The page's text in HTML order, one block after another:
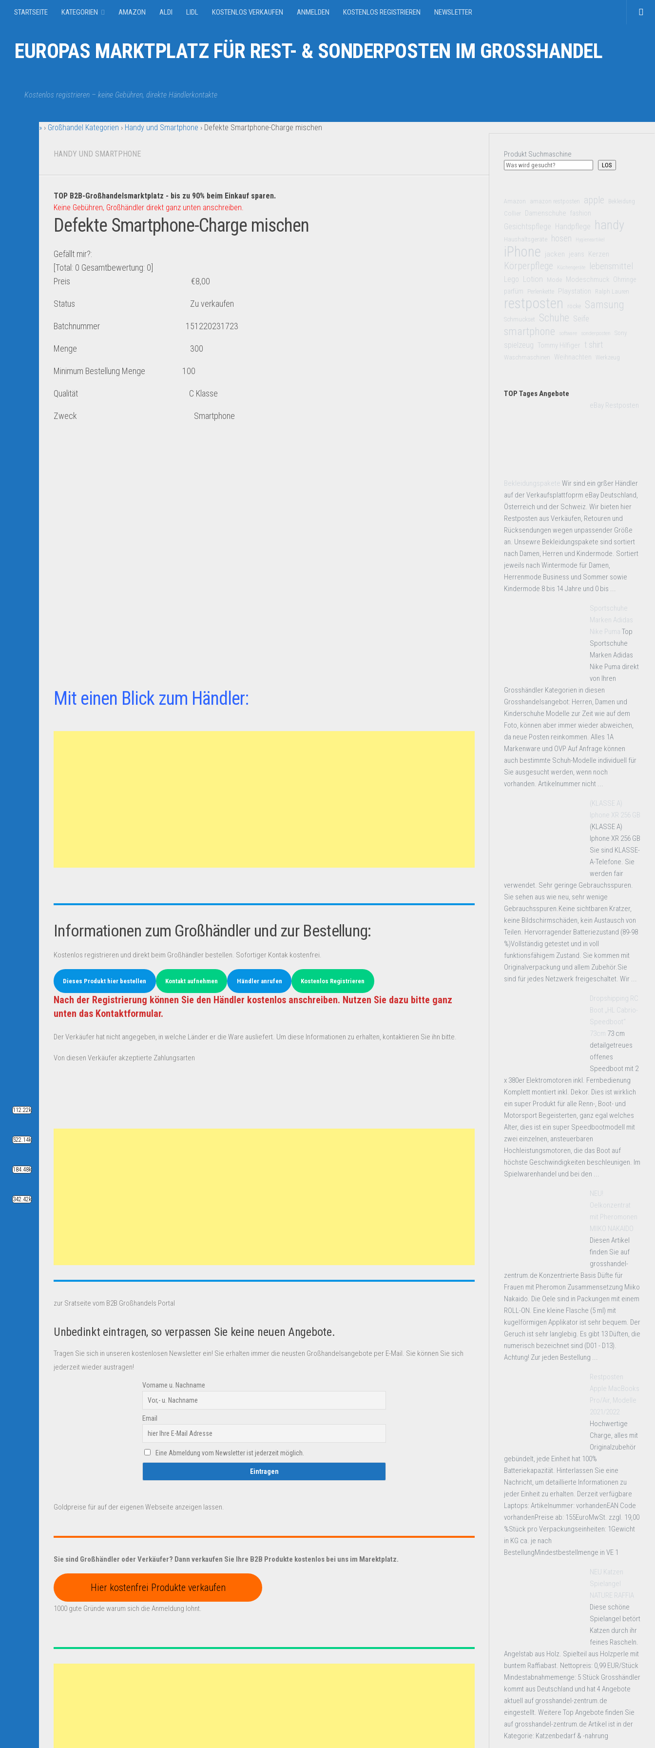
STARTSEITE KATEGORIEN AMAZON ALDI LIDL KOSTENLOS VERKAUFEN ANMELDEN KOSTENLOS REGISTRIEREN NEWSLETTER
EUROPAS MARKTPLATZ FÜR REST- & SONDERPOSTEN IM GROSSHANDEL
Kostenlos registrieren – keine Gebühren, direkte Händlerkontakte
» › Großhandel Kategorien › Handy und Smartphone › Defekte Smartphone-Charge mischen
HANDY UND SMARTPHONE
TOP B2B-Großhandelsmarktplatz - bis zu 90% beim Einkauf sparen.
Keine Gebühren, Großhändler direkt ganz unten anschreiben.
Defekte Smartphone-Charge mischen
Gefällt mir?:
[Total: 0 Gesamtbewertung: 0
Preis €8,00
Status Zu verkaufen
Batchnummer 151220231723
Menge 300
Minimum Bestellung Menge 100
Qualität C Klasse
Zweck Smartphone
Mit einen Blick zum Händler:
Informationen zum Großhändler und zur Bestellung:
Kostenlos registrieren und direkt beim Großhändler bestellen. Sofortiger Kontak kostenfrei.
Dieses Produkt hier bestellen Kontakt aufnehmen Händler anrufen Kostenlos Registrieren
Nach der Registrierung können Sie den Händler kostenlos anschreiben. Nutzen Sie dazu bitte ganz
unten das Kontaktformular.
Der Verkäufer hat nicht angegeben, in welche Länder er die Ware ausliefert. Um diese Informationen zu erhalten, kontaktieren Sie ihn bitte.
Von diesen Verkäufer akzeptierte Zahlungsarten
zur Sratseite vom B2B Großhandels Portal
Unbedinkt eintragen, so verpassen Sie keine neuen Angebote.
Tragen Sie sich in unseren kostenlosen Newsletter ein! Sie erhalten immer die neusten Großhandelsangebote per E-Mail. Sie können Sie sich
jederzeit wieder austragen!
Vorname u. Nachname
Email
Eine Abmeldung vom Newsletter ist jederzeit möglich.
Goldpreise für auf der eigenen Webseite anzeigen lassen.
Sie sind Großhändler oder Verkäufer? Dann verkaufen Sie Ihre B2B Produkte kostenlos bei uns im Marektplatz.
Hier kostenfrei Produkte verkaufen
1000 gute Gründe warum sich die Anmeldung lohnt.
Produkt Suchmaschine
LOS
Amazon amazon restposten apple Bekleidung
Collier Damenschuhe fashion
Gesichtspflege Handpflege handy
Haushaltsgeräte hosen Hygieneartikel
iPhone jacken jeans Kerzen
Körperpflege Küchengeräte lebensmittel
Lego Lotion Mode Modeschmuck Ohrringe
parfüm
Perlenkette Playstation Ralph Lauren
restposten röcke Samsung
Schmuckset Schuhe Seife
smartphone software sonderposten Sony
spielzeug Tommy Hilfiger t shirt
Waschmaschinen Weihnachten Werkzeug
TOP Tages Angebote
eBay Restposten
Bekleidungspakete Wir sind ein grßer Händler
auf der Verkaufsplattfoprm eBay Deutschland,
Österreich und der Schweiz. Wir bieten hier
Restposten aus Verkäufen, Retouren und
Rücksendungen wegen unpassender Größe
an. Unsewre Bekleidungspakete sind sortiert
nach Damen, Herren und Kindermode. Sortiert
jeweils nach Wintermode für Damen,
Herrenmode Business und Sommer sowie
Kindermode 8 bis 14 Jahre und 0 bis ...
Sportschuhe
Marken Adidas
Nike Puma Top
Sportschuhe
Marken Adidas
Nike Puma direkt
von Ihren
Grosshändler Kategorien in diesen
Grosshandelsangebot: Herren, Damen und
Kinderschuhe Modelle zur Zeit wie auf dem
Foto, können aber immer wieder abweichen,
da neue Posten reinkommen. Alles 1A
Markenware und OVP Auf Anfrage können
auch bestimmte Schuh-Modelle individuell für
Sie ausgesucht werden, wenn noch
vorhanden. Artikelnummer nicht ...
(KLASSE A)
Iphone XR 256 GB
(KLASSE A)
Iphone XR 256 GB
Sie sind KLASSE-
A-Telefone. Sie
werden fair
verwendet. Sehr geringe Gebrauchsspuren.
Sie sehen aus wie neu, sehr wenige
Gebrauchsspuren.Keine sichtbaren Kratzer,
keine Bildschirmschäden, kein Austausch von
Teilen. Hervorragender Batteriezustand (89-98
%)Vollständig getestet und in voll
funktionsfähigem Zustand. Sie kommen mit
Originalverpackung und allem Zubehör.Sie
sind für jedes Netzwerk freigeschaltet. Wir ...
Dropshipping RC
Boot „HL Cabrio-
Speedboot“
73cm 73 cm
detailgetreues
offenes
Speedboot mit 2
x 380er Elektromotoren inkl. Fernbedienung
Komplett montiert inkl. Dekor. Dies ist wirklich
ein super Produkt für alle Renn-, Boot- und
Motorsport Begeisterten, ganz egal welches
Alter, dies ist ein super Speedbootmodell mit
zwei einzelnen, ansteuerbaren
Hochleistungsmotoren, die das Boot auf
höchste Geschwindigkeiten beschleunigen. Im
Spielwarenhandel und bei den ...
NEU!
Oelkonzentrat
mit Pheromonen
MIIKO NAKAIDO
Diesen Artikel
finden Sie auf
grosshandel-
zentrum.de Konzentrierte Basis Düfte für
Frauen mit Pheromon Zusammensetzung Miiko
Nakaido. Die Oele sind in Packungen mit einem
ROLL-ON. Eine kleine Flasche (5 ml) mit
kugelförmigen Applikator ist sehr bequem. Der
Geruch ist sehr langlebig. Es gibt 13 Düften, die
numerisch bezeichnet sind (D01 - D13).
Achtung! Zur jeden Bestellung ...
Restposten
Apple MacBooks
Pro/Air, Modelle
2021/2022
Hochwertige
Charge, alles mit
Originalzubehör
gebündelt, jede Einheit hat 100%
Batteriekapazität. Hinterlassen Sie eine
Nachricht, um detaillierte Informationen zu
jeder Einheit zu erhalten. Derzeit verfügbare
Laptops: Artikelnummer: vorhandenEAN Code
vorhandenPreise ab: 155EuroMwSt. zzgl. 19,00
%Stück pro Verpackungseinheiten: 1Gewicht
in KG ca. je nach
BestellungMindestbestellmenge in VE 1
NEU Katzen
Spielangel
NATURE RAFFIA
Diese schöne
Spielangel betört
Katzen durch ihr
feines Rascheln.
Angelstab aus Holz. Spielteil aus Holzperle mit
buntem Raffiabast. Nettopreis: 0,99 EUR/Stück
Mindestabnahmemenge: 5 Stück Grosshändler
kommt aus Deutschland und hat 4 Angebote
aktuell auf grosshandel-zentrum.de
eingestellt. Weitere Top Angebote finden Sie
auf grosshandel-zentrum.de Artikel ist in der
Kategorie: Katzenbedarf & -nahrung
112.22k
522.14k
184.48k
342.42k